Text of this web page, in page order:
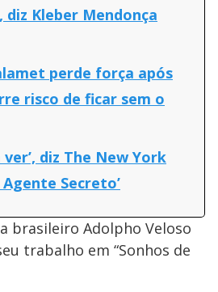
diz Kleber Mendonça
perde força após
risco de ficar sem o
ver’, diz The New York
Agente Secreto’
brasileiro Adolpho Veloso
trabalho em “Sonhos de